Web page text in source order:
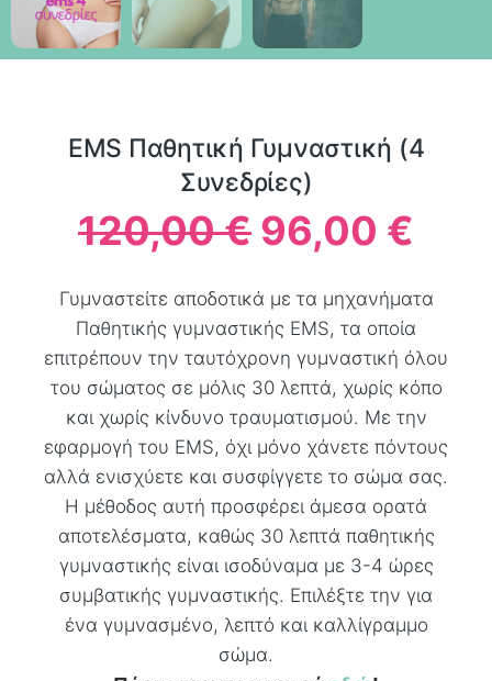
EMS Παθητική Γυμναστική (4
Συνεδρίες)
120,00€ 96,00 €
Γυμναστείτε αποδοτικά με τα μηχανήματα
Παθητικής γυμναστικής EMS, τα οποία
επιτρέπουν την ταυτόχρονη γυμναστική όλου
του σώματος σε μόλις 30 λεπτά, χωρίς κόπο
και χωρίς κίνδυνο τραυματισμού. Με την
εφαρμογή του EMS, όχι μόνο χάνετε πόντους
αλλά ενισχύετε και συσφίγγετε το σώμα σας.
Η μέθοδος αυτή προσφέρει άμεσα ορατά
αποτελέσματα, καθώς 30 λεπτά παθητικής
γυμναστικής είναι ισοδύναμα με 3-4 ώρες
συμβατικής γυμναστικής. Επιλέξτε την για
ένα γυμνασμένο, λεπτό και καλλίγραμμο
σώμα.